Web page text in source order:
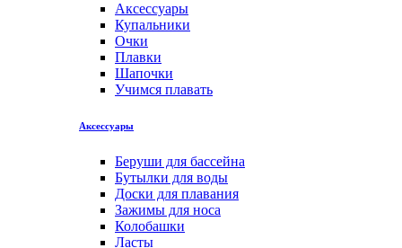
Аксессуары
Купальники
Очки
Плавки
Шапочки
Учимся плавать
Аксессуары
Беруши для бассейна
Бутылки для воды
Доски для плавания
Зажимы для носа
Колобашки
Ласты